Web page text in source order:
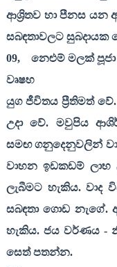
ආශ්‍රිතව හා පීනස
සබඳතාවලට
09,
නෙළුම් මලක්
වෘෂභ
යුග ජීවිතය ප්‍රීතිමත්
උදා වේ. මවුපිය
සමඟ ගනුදෙනුවලින්
වාහන ඉඩකඩම් ලාභ
ලැබීමට හැකිය.
සබඳතා ගොඩ නැගේ.
හැකිය. ජය වර්ණය -
සෙත් පතන්න.